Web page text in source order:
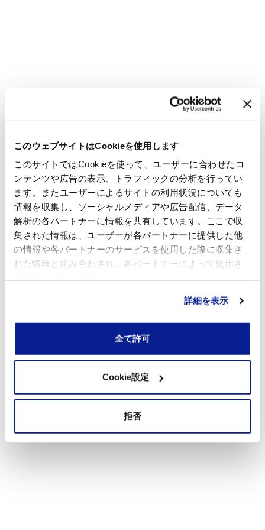
このウェブサイトはCookieを使用します
このサイトではCookieを使って、ユーザーに合わせたコ
ンテンツや広告の表示、トラフィックの分析を行ってい
ます。またユーザーによるサイトの利用状況についても
情報を収集し、ソーシャルメディアや広告配信、データ
解析の各パートナーに情報を共有しています。ここで収
集された情報は、ユーザーが各パートナーに提供した他
の情報や各パートナーのサービスを使用した際に収集さ
れた情報と組み合わされ、各パートナーによって使用さ
詳細を表示
全て許可
Cookie設定
拒否